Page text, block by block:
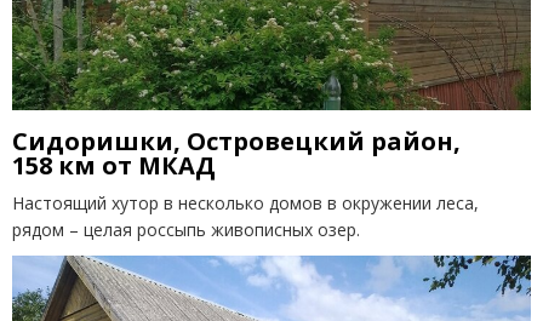
Сидоришки, Островецкий район,
158 км от МКАД
Настоящий хутор в несколько домов в окружении леса,
рядом – целая россыпь живописных озер.